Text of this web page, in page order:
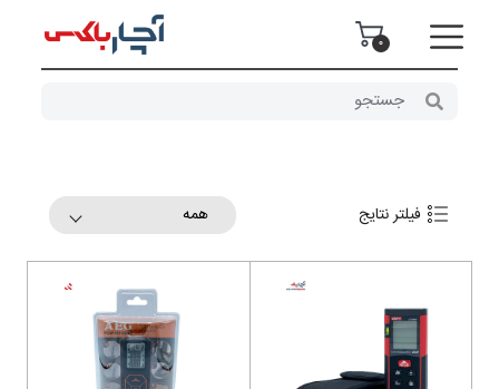
0
فیلتر نتایج همه